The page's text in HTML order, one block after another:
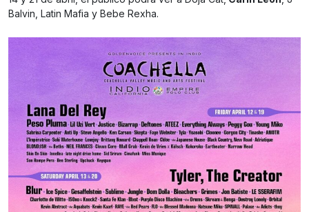
Balvin, Latin Mafia y Bebe Rexha.